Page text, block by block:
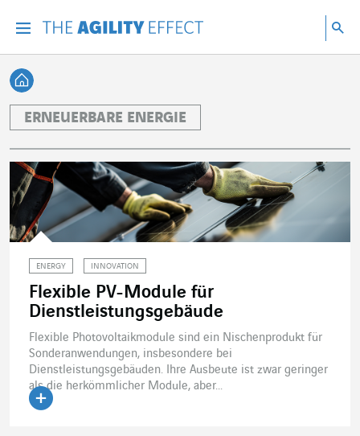
Zurück zur Startseite
ERNEUERBARE ENERGIE
ENERGY INNOVATION
Flexible PV-Module für
Dienstleistungsgebäude
Flexible Photovoltaikmodule sind ein Nischenprodukt für
Sonderanwendungen, insbesondere bei
Dienstleistungsgebäuden. Ihre Ausbeute ist zwar geringer
als die herkömmlicher Module, aber...